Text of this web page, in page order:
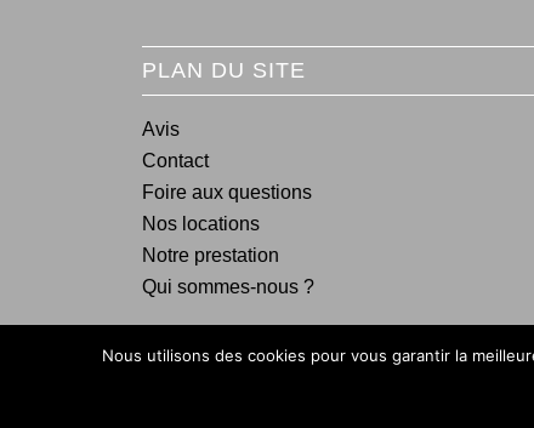
PLAN DU SITE
Avis
Contact
Foire aux questions
Nos locations
Notre prestation
Qui sommes-nous ?
Nous utilisons des cookies pour vous garantir la